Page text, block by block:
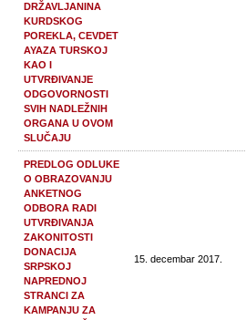
DRŽAVLJANINA
KURDSKOG
POREKLA, CEVDET
AYAZA TURSKOJ
KAO I
UTVRĐIVANJE
ODGOVORNOSTI
SVIH NADLEŽNIH
ORGANA U OVOM
SLUČAJU
PREDLOG ODLUKE
O OBRAZOVANJU
ANKETNOG
ODBORA RADI
UTVRĐIVANJA
ZAKONITOSTI
DONACIJA
SRPSKOJ
NAPREDNOJ
STRANCI ZA
KAMPANJU ZA
15. decembar 2017.